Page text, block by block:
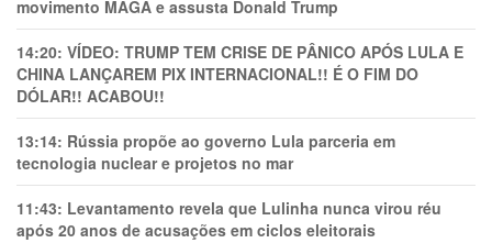
movimento MAGA e assusta Donald Trump
14:20: VÍDEO: TRUMP TEM CRlSE DE PÂNlCO APÓS LULA E
CHINA LANÇAREM PIX INTERNACIONAL!! É O FIM DO
DÓLAR!! ACABOU!!
13:14: Rússia propõe ao governo Lula parceria em
tecnologia nuclear e projetos no mar
11:43: Levantamento revela que Lulinha nunca virou réu
após 20 anos de acusações em ciclos eleitorais